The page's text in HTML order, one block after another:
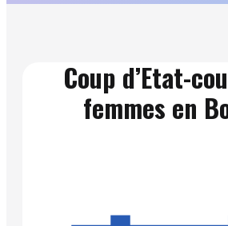
Coup d’Etat-
femmes en